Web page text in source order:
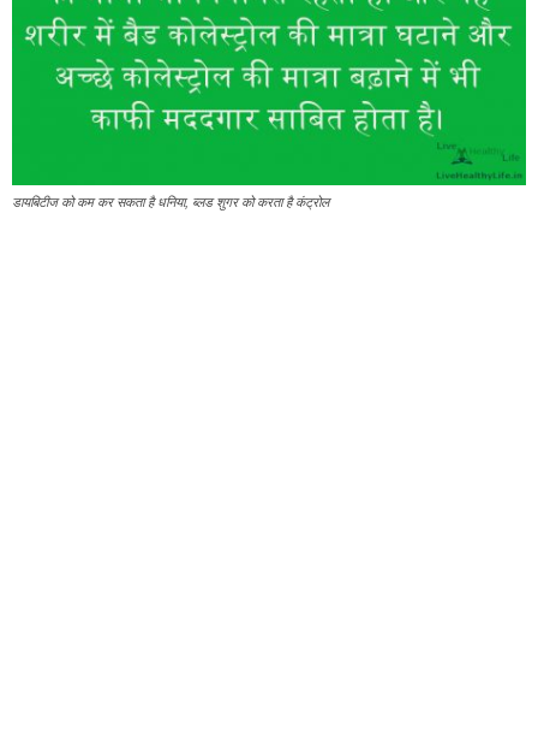
डायबिटीज को कम कर सकता है धनिया, ब्‍लड शुगर को करता है कंट्रोल